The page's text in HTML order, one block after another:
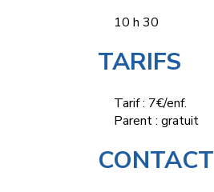
10 h 30
TARIFS
Tarif : 7€/enf.
Parent : gratuit
CONTACT